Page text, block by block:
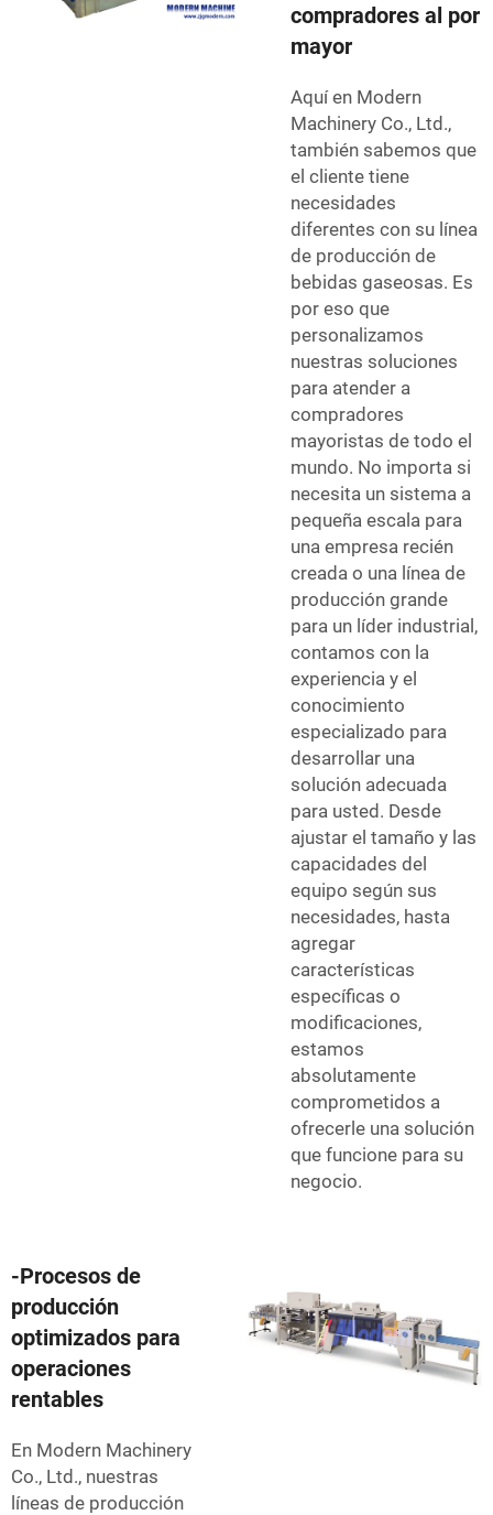
compradores al por
mayor
Aquí en Modern
Machinery Co., Ltd.,
también sabemos que
el cliente tiene
necesidades
diferentes con su línea
de producción de
bebidas gaseosas. Es
por eso que
personalizamos
nuestras soluciones
para atender a
compradores
mayoristas de todo el
mundo. No importa si
necesita un sistema a
pequeña escala para
una empresa recién
creada o una línea de
producción grande
para un líder industrial,
contamos con la
experiencia y el
conocimiento
especializado para
desarrollar una
solución adecuada
para usted. Desde
ajustar el tamaño y las
capacidades del
equipo según sus
necesidades, hasta
agregar
características
específicas o
modificaciones,
estamos
absolutamente
comprometidos a
ofrecerle una solución
que funcione para su
negocio.
-Procesos de
producción
optimizados para
operaciones
rentables
En Modern Machinery
Co., Ltd., nuestras
líneas de producción